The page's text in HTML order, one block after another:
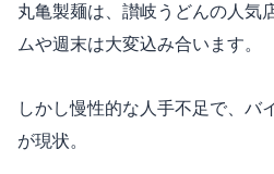
丸亀製麺は、讃岐うどんの人気
ムや週末は大変込み合います。
しかし慢性的な人手不足で、バ
が現状。